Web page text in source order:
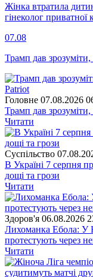
Жінка втратила
гінеколог приватної
07.08
Трамп дав
Головне 07.08.2026
Трамп дав
Читати
Суспiльство
В Україні 7 серпня
дощі та грози
Читати
Здоров'я 06.08.2026
Лихоманка Ебола: У
протестують через
Читати